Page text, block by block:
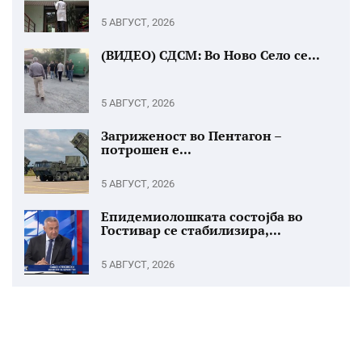
5 АВГУСТ, 2026
(ВИДЕО) СДСМ: Во Ново Село се...
5 АВГУСТ, 2026
Загриженост во Пентагон –
потрошен е...
5 АВГУСТ, 2026
Епидемиолошката состојба во
Гостивар се стабилизира,...
5 АВГУСТ, 2026